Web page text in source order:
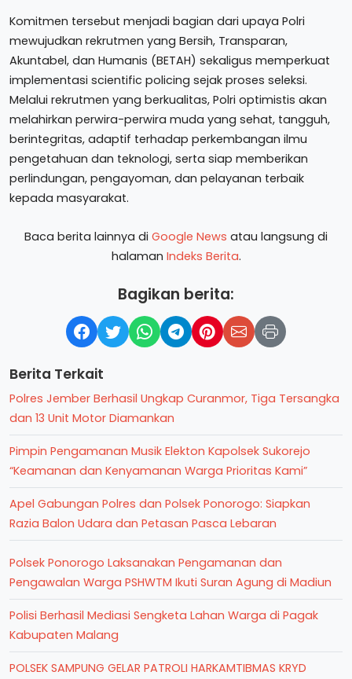
Komitmen tersebut menjadi bagian dari upaya Polri
mewujudkan rekrutmen yang Bersih, Transparan,
Akuntabel, dan Humanis (BETAH) sekaligus memperkuat
implementasi scientific policing sejak proses seleksi.
Melalui rekrutmen yang berkualitas, Polri optimistis akan
melahirkan perwira-perwira muda yang sehat, tangguh,
berintegritas, adaptif terhadap perkembangan ilmu
pengetahuan dan teknologi, serta siap memberikan
perlindungan, pengayoman, dan pelayanan terbaik
kepada masyarakat.
Baca berita lainnya di Google News atau langsung di
halaman Indeks Berita.
Bagikan berita:
Berita Terkait
Polres Jember Berhasil Ungkap Curanmor, Tiga Tersangka
dan 13 Unit Motor Diamankan
Pimpin Pengamanan Musik Elekton Kapolsek Sukorejo
“Keamanan dan Kenyamanan Warga Prioritas Kami”
Apel Gabungan Polres dan Polsek Ponorogo: Siapkan
Razia Balon Udara dan Petasan Pasca Lebaran
Polsek Ponorogo Laksanakan Pengamanan dan
Pengawalan Warga PSHWTM Ikuti Suran Agung di Madiun
Polisi Berhasil Mediasi Sengketa Lahan Warga di Pagak
Kabupaten Malang
POLSEK SAMPUNG GELAR PATROLI HARKAMTIBMAS KRYD